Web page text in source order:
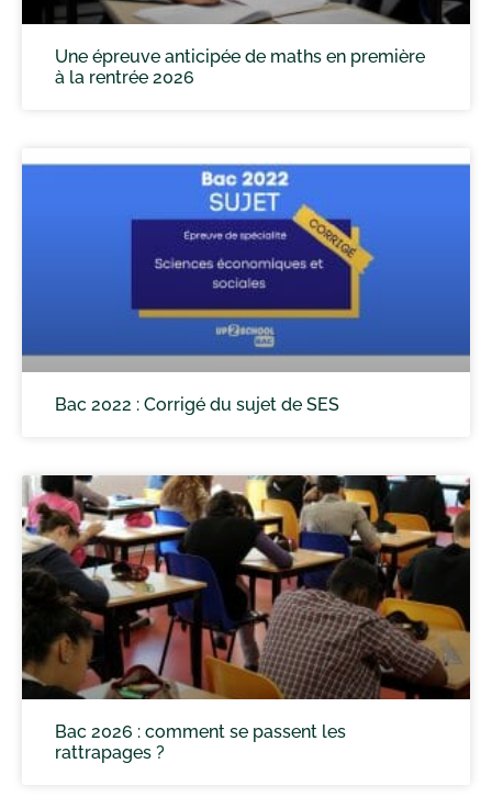
Une épreuve anticipée de maths en première
à la rentrée 2026
Bac 2022 : Corrigé du sujet de SES
Bac 2026 : comment se passent les
rattrapages ?